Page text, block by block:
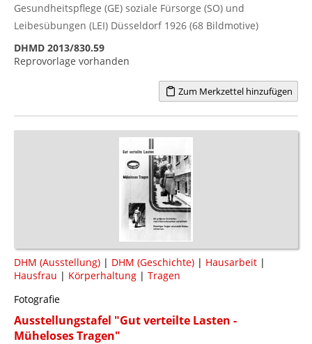
Gesundheitspflege (GE) soziale Fürsorge (SO) und
Leibesübungen (LEI) Düsseldorf 1926 (68 Bildmotive)
DHMD 2013/830.59
Reprovorlage vorhanden
Zum Merkzettel hinzufügen
DHM (Ausstellung) | DHM (Geschichte) | Hausarbeit |
Hausfrau | Körperhaltung | Tragen
Fotografie
Ausstellungstafel "Gut verteilte Lasten -
Müheloses Tragen"